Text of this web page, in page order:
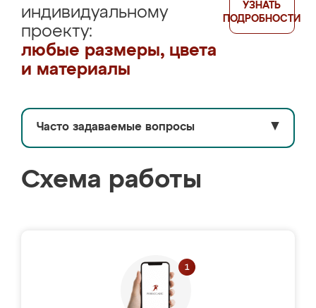
индивидуальному
проекту:
любые размеры, цвета
и материалы
УЗНАТЬ
ПОДРОБНОСТИ
Часто задаваемые вопросы ▼
Схема работы